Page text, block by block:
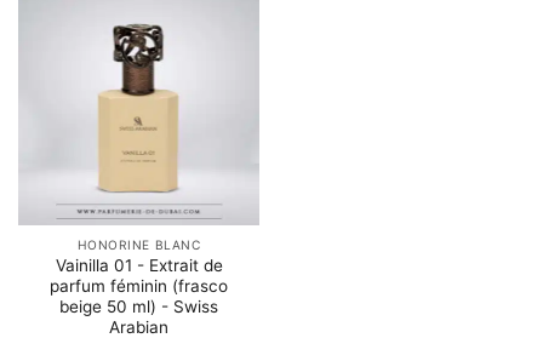
HONORINE BLANC
Vainilla 01 - Extrait de
parfum féminin (frasco
beige 50 ml) - Swiss
Arabian